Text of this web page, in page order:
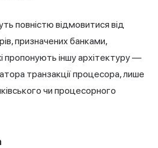
повністю відмовитися від
призначених банками,
пропонують іншу архітектуру —
транзакції процесора, лише
чи процесорного